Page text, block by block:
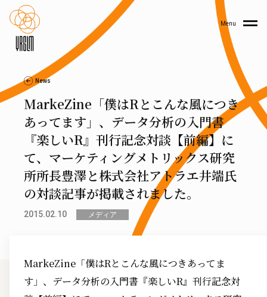
Menu
News
MarkeZine「僕はRとこんな風につき
あってます」、データ分析の入門書
『楽しいR』刊行記念対談【前編】に
て、マーケティングメトリックス研究
所所長豊澤と株式会社アトラエ井端氏
の対談記事が掲載されました。
2015.02.10 メディア
MarkeZine「僕はRとこんな風につきあってま
す」、データ分析の入門書『楽しいR』刊行記念対